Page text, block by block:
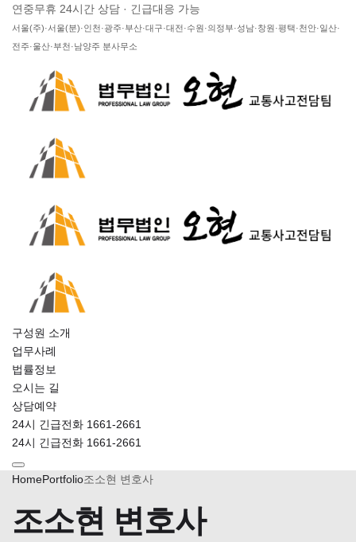
연중무휴 24시간 상담 · 긴급대응 가능
서울(주)·서울(분)·인천·광주·부산·대구·대전·수원·의정부·성남·창원·평택·천안·일산·
전주·울산·부천·남양주 분사무소
구성원 소개
업무사례
법률정보
오시는 길
상담예약
24시 긴급전화 1661-2661
24시 긴급전화 1661-2661
HomePortfolio조소현 변호사
조소현 변호사